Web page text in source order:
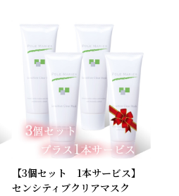
【3個セット 1本サービス】
センシティブクリアマスク